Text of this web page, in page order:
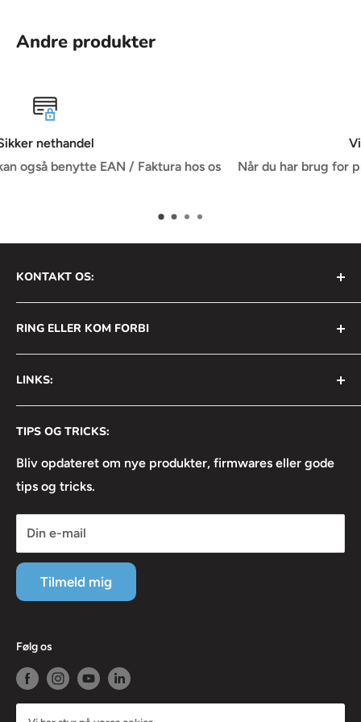
Andre produkter
os
Når du har brug for professionel rådgivning er vi
KONTAKT OS:
Bådehavnsgade 2B
2450 København SV
Info@avsnordic.com
RING ELLER KOM FORBI
08:30 - 16:30
LINKS:
⦿ Returneringsformular
⦿ Lejebetingelser
⦿ Linkedin
⦿ Facebook
⦿ Instagram
⦿ Servicevilkår
⦿ Refusionspolitik
TIPS OG TRICKS:
Bliv opdateret om nye produkter, firmwares eller gode
tips og tricks.
Din e-mail
Tilmeld mig
Følg os